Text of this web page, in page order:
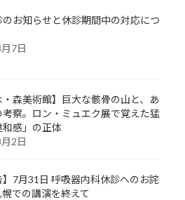
のお知らせと休診期間中の対応につ
7日
・森美術館】巨大な骸骨の山と、あ
考察。ロン・ミュエク展で覚えた猛
和感」の正体
2日
】7月31日 呼吸器内科休診へのお詫
での講演を終えて